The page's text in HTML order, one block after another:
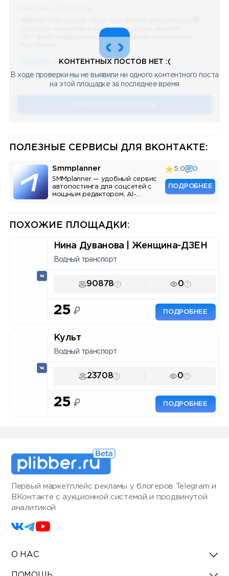
Делитесь скринами в комментах целую неделю!
За 7 дней традиционно выберу самые интересные
🔥 75 👍🏻 487 ❤️ 875 🥴 19 12.4k 12:45
КОНТЕНТНЫХ ПОСТОВ НЕТ :(
В ходе проверки мы не выявили ни одного контентного поста
на этой площадке за последнее время
ПОЛЕЗНЫЕ СЕРВИСЫ ДЛЯ ВКОНТАКТЕ:
Smmplanner
SMMplanner — удобный сервис
автопостинга для соцсетей с
мощным редактором, AI-
5,0 0
ПОДРОБНЕЕ
ПОХОЖИЕ ПЛОЩАДКИ:
Нина Дуванова | Женщина-ДЗЕН
Водный транспорт
90878 0
25 ₽ ПОДРОБНЕЕ
Культ
Водный транспорт
23708 0
25 ₽ ПОДРОБНЕЕ
Первый маркетплейс рекламы у блогеров Telegram и
ВКонтакте с аукционной системой и продвинутой
аналитикой
О НАС